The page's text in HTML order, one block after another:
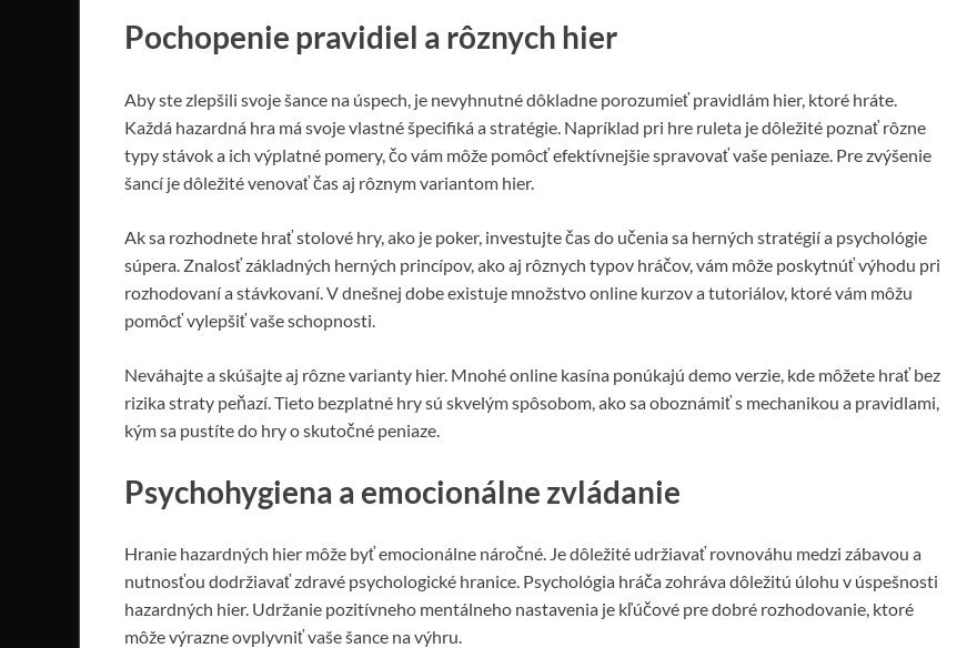
Pochopenie pravidiel a rôznych hier
Aby ste zlepšili svoje šance na úspech, je nevyhnutné dôkladne porozumieť pravidlám hier, ktoré hráte.
Každá hazardná hra má svoje vlastné špecifiká a stratégie. Napríklad pri hre ruleta je dôležité poznať rôzne
typy stávok a ich výplatné pomery, čo vám môže pomôcť efektívnejšie spravovať vaše peniaze. Pre zvýšenie
šancí je dôležité venovať čas aj rôznym variantom hier.
Ak sa rozhodnete hrať stolové hry, ako je poker, investujte čas do učenia sa herných stratégií a psychológie
súpera. Znalosť základných herných princípov, ako aj rôznych typov hráčov, vám môže poskytnúť výhodu pri
rozhodovaní a stávkovaní. V dnešnej dobe existuje množstvo online kurzov a tutoriálov, ktoré vám môžu
pomôcť vylepšiť vaše schopnosti.
Neváhajte a skúšajte aj rôzne varianty hier. Mnohé online kasína ponúkajú demo verzie, kde môžete hrať bez
rizika straty peňazí. Tieto bezplatné hry sú skvelým spôsobom, ako sa oboznámiť s mechanikou a pravidlami,
kým sa pustíte do hry o skutočné peniaze.
Psychohygiena a emocionálne zvládanie
Hranie hazardných hier môže byť emocionálne náročné. Je dôležité udržiavať rovnováhu medzi zábavou a
nutnosťou dodržiavať zdravé psychologické hranice. Psychológia hráča zohráva dôležitú úlohu v úspešnosti
hazardných hier. Udržanie pozitívneho mentálneho nastavenia je kľúčové pre dobré rozhodovanie, ktoré
môže výrazne ovplyvniť vaše šance na výhru.